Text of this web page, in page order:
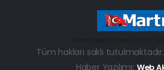
Tüm hakları saklı
Haber Yazılımı: Web